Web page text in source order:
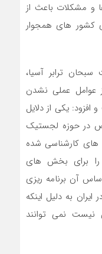
و مشکلات باعث از
کشور های همجوار
ترابر آسیا،
عوامل عملی نشدن
یکی از دلایل
در حوزه لجستیک
های کارشناسی شده
را برای بخش های
آن برنامه ریزی
به دلیل اینکه
نمی توانند